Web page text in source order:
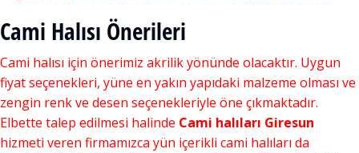
Cami Halısı Önerileri
Cami halısı için önerimiz akrilik yönünde olacaktır. Uygun
fiyat seçenekleri, yüne en yakın yapıdaki malzeme olması ve
zengin renk ve desen seçenekleriyle öne çıkmaktadır.
Elbette talep edilmesi halinde Cami halıları Giresun
hizmeti veren firmamızca yün içerikli cami halıları da